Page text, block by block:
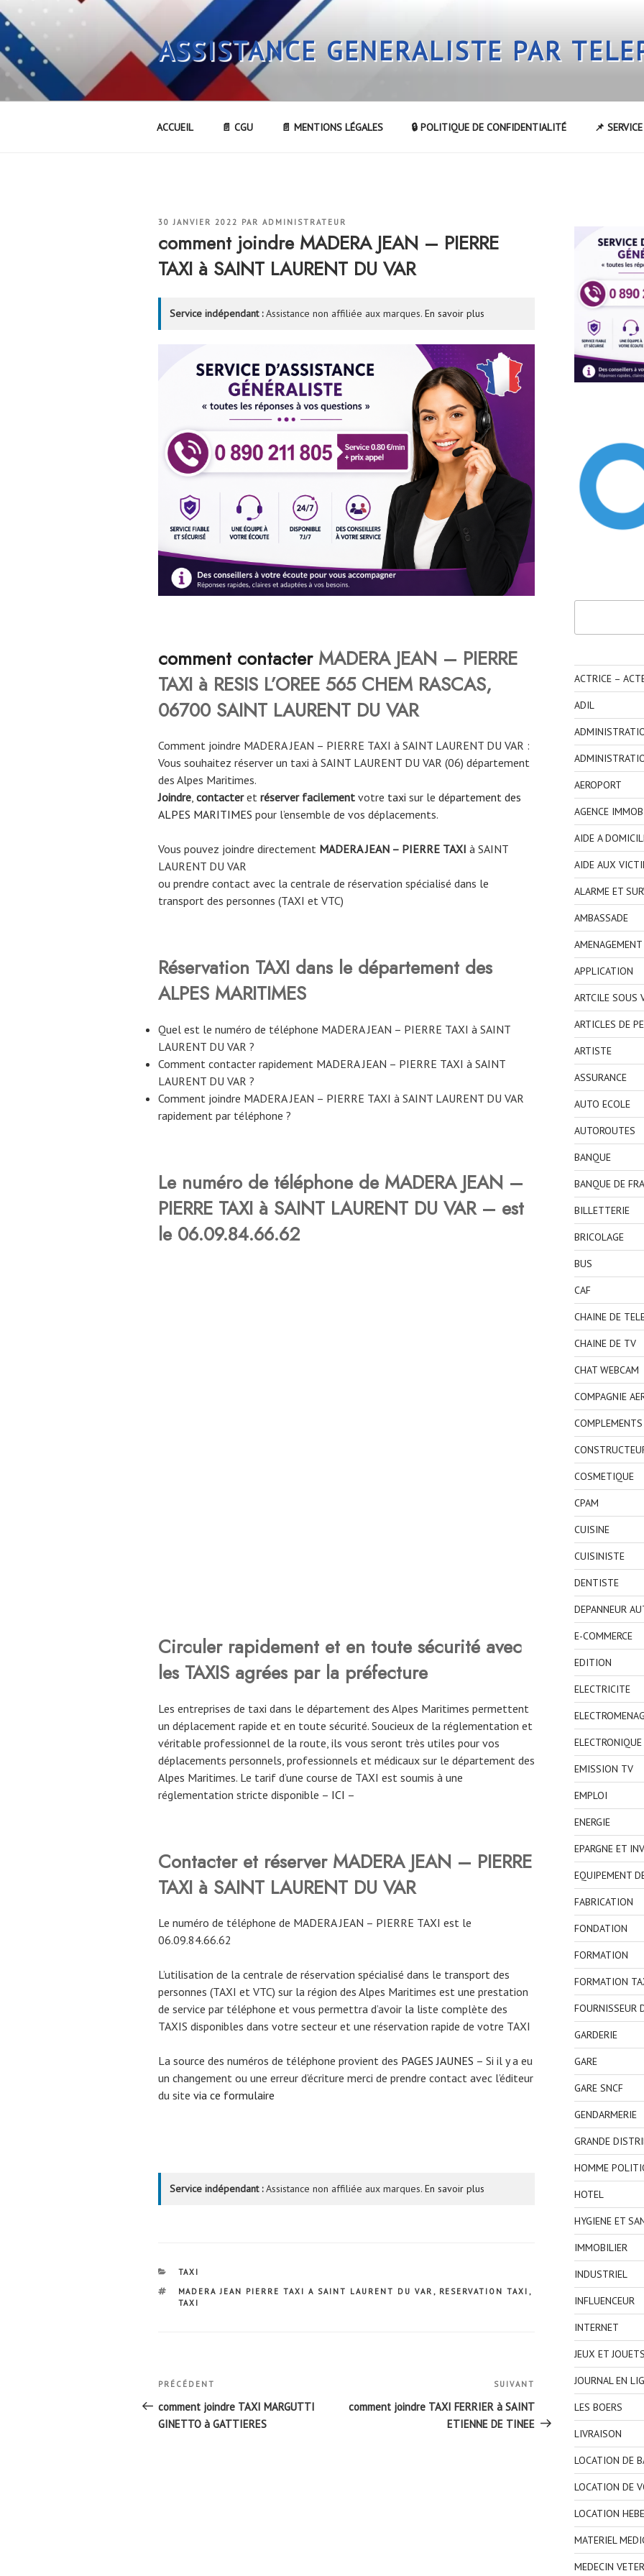
Aller
au
contenu
principal
ASSISTANCE GENERALISTE PAR
ACCUEIL 📄 CGU 📄 MENTIONS LÉGALES 🔒 POLITIQUE DE CONFIDENTIALITÉ 📌
PUBLIÉ
30 JANVIER 2022 PAR ADMINISTRATEUR
comment joindre MADERA JEAN – PIERRE
TAXI à SAINT LAURENT DU VAR
Service indépendant :Assistance non affiliée aux marques. En savoir plus
comment contacterMADERA JEAN – PIERRE
TAXI à RESIS L’OREE 565 CHEM RASCAS,
06700 SAINT LAURENT DU VAR
Comment joindre MADERA JEAN – PIERRE TAXI à SAINT LAURENT DU VAR :
Vous souhaitez réserver un taxi à SAINT LAURENT DU VAR (06) département
des Alpes Maritimes.
Joindre, contacteret réserver facilement votre taxi sur le département des
ALPES MARITIMES pour l’ensemble de vos déplacements.
Vous pouvez joindre directement MADERA JEAN – PIERRE TAXI à SAINT
LAURENT DU VAR
ou prendre contact avec la centrale de réservation spécialisé dans le
transport des personnes (TAXI et VTC)
Réservation TAXI dans le département des
ALPES MARITIMES
Quel est le numéro de téléphone MADERA JEAN – PIERRE TAXI à SAINT
LAURENT DU VAR ?
Comment contacter rapidement MADERA JEAN – PIERRE TAXI à SAINT
LAURENT DU VAR ?
Comment joindre MADERA JEAN – PIERRE TAXI à SAINT LAURENT DU VAR
rapidement par téléphone ?
Le numéro de téléphone de MADERA JEAN –
PIERRE TAXI à SAINT LAURENT DU VAR – est
le 06.09.84.66.62
Circuler rapidement et en toute sécurité avec
les TAXIS agrées par la préfecture
Les entreprises de taxi dans le département des Alpes Maritimes permettent
un déplacement rapide et en toute sécurité. Soucieux de la réglementation et
véritable professionnel de la route, ils vous seront très utiles pour vos
déplacements personnels, professionnels et médicaux sur le département des
Alpes Maritimes. Le tarif d’une course de TAXI est soumis à une
réglementation stricte disponible – ICI –
Contacter et réserver MADERA JEAN – PIERRE
TAXI à SAINT LAURENT DU VAR
Le numéro de téléphone de MADERA JEAN – PIERRE TAXI est le
06.09.84.66.62
L’utilisation de la centrale de réservation spécialisé dans le transport des
personnes (TAXI et VTC) sur la région des Alpes Maritimes est une prestation
de service par téléphone et vous permettra d’avoir la liste complète des
TAXIS disponibles dans votre secteur et une réservation rapide de votre TAXI
La source des numéros de téléphone provient des PAGES JAUNES – Si il y a eu
un changement ou une erreur d’écriture merci de prendre contact avec l’éditeur
du site via ce formulaire
Service indépendant :Assistance non affiliée aux marques. En savoir plus
CATÉGORIES
TAXI
ÉTIQUETTES
MADERA JEAN PIERRE TAXI A SAINT LAURENT DU VAR , RESERVATION TAXI ,
TAXI
Navigation
de
l’article
Article
précédent
PRÉCÉDENT
comment joindre TAXI MARGUTTI
GINETTO à GATTIERES
suivant
SUIVANT
comment joindre TAXI FERRIER à SAINT
ETIENNE DE TINEE
ACTRICE –
ADIL
AEROPORT
AGENCE
AIDE A
AIDE AUX
ALARME ET
AMBASSADE
APPLICATION
ARTCILE SOUS
ARTICLES DE
ARTISTE
ASSURANCE
AUTO ECOLE
AUTOROUTES
BANQUE
BANQUE DE
BILLETTERIE
BRICOLAGE
BUS
CAF
CHAINE DE
CHAINE DE TV
CHAT WEBCAM
COMPAGNIE
COSMETIQUE
CPAM
CUISINE
CUISINISTE
DENTISTE
DEPANNEUR
E-COMMERCE
EDITION
ELECTRICITE
EMISSION TV
EMPLOI
ENERGIE
EPARGNE ET
EQUIPEMENT
FABRICATION
FONDATION
FORMATION
FORMATION
FOURNISSEUR
GARDERIE
GARE
GARE SNCF
GENDARMERIE
GRANDE
HOMME
HOTEL
HYGIENE ET
IMMOBILIER
INDUSTRIEL
INFLUENCEUR
INTERNET
JEUX ET JOUETS
JOURNAL EN
LES BOERS
LIVRAISON
LOCATION DE
LOCATION DE
LOCATION
MATERIEL
MEDECIN